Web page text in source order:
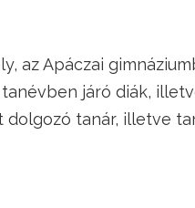
az Apáczai
járó diák,
tanár, illetve